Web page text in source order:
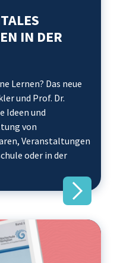
IN DER
Lernen? Das neue
und Prof. Dr.
Ideen und
von
Veranstaltungen
oder in der